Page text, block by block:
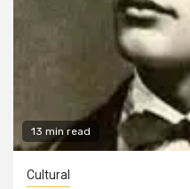
13 min read
Cultural